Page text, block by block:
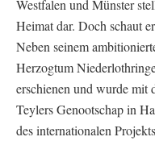
Westfalen und Münster
Heimat dar. Doch schaut
Neben seinem
Herzogtum
erschienen und wurde mit
Teylers Genootschap in
des internationalen